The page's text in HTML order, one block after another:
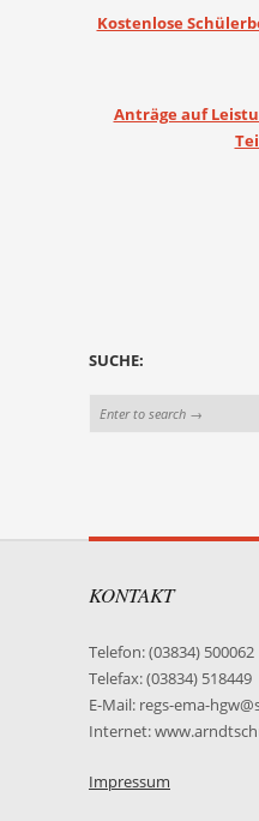
Kostenlose
Anträge auf
SUCHE:
KONTAKT
Telefon: (03834) 500062
Telefax: (03834) 518449
E-Mail: regs-ema-
Internet:
Impressum